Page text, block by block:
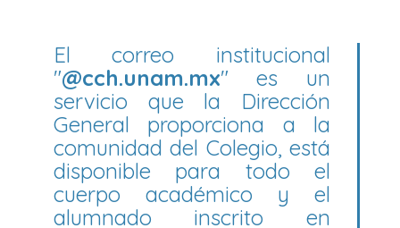
El correo institucional
"@cch.unam.mx" es un
servicio que la Dirección
General proporciona a la
comunidad del Colegio, está
disponible para todo el
cuerpo académico y el
alumnado inscrito en